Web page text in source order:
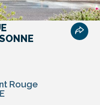
Rouge